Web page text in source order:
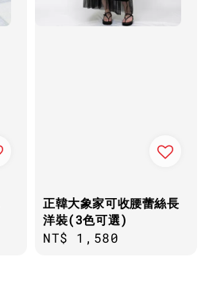
正韓大象家可收腰蕾絲長
洋裝(3色可選)
Regular
NT$ 1,580